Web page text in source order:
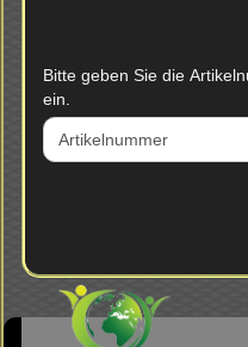
BITTE
GEBEN
SIE
DIE
Bitte geben Sie die
ein.